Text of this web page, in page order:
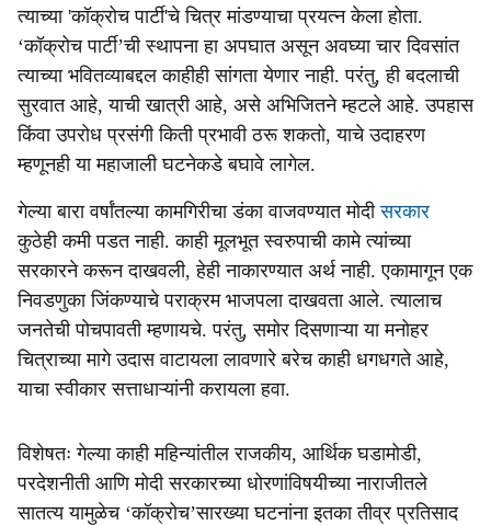
त्याच्या 'कॉक्रोच पार्टी'चे चित्र मांडण्याचा प्रयत्न केला होता.
‘कॉक्रोच पार्टी’ची स्थापना हा अपघात असून अवघ्या चार दिवसांत
त्याच्या भवितव्याबद्दल काहीही सांगता येणार नाही. परंतु, ही बदलाची
सुरवात आहे, याची खात्री आहे, असे अभिजितने म्हटले आहे. उपहास
किंवा उपरोध प्रसंगी किती प्रभावी ठरू शकतो, याचे उदाहरण
म्हणूनही या महाजाली घटनेकडे बघावे लागेल.
गेल्या बारा वर्षांतल्या कामगिरीचा डंका वाजवण्यात मोदीसरकार
कुठेही कमी पडत नाही. काही मूलभूत स्वरुपाची कामे त्यांच्या
सरकारने करून दाखवली, हेही नाकारण्यात अर्थ नाही. एकामागून एक
निवडणुका जिंकण्याचे पराक्रम भाजपला दाखवता आले. त्यालाच
जनतेची पोचपावती म्हणायचे. परंतु, समोर दिसणाऱ्या या मनोहर
चित्राच्या मागे उदास वाटायला लावणारे बरेच काही धगधगते आहे,
याचा स्वीकार सत्ताधाऱ्यांनी करायला हवा.
विशेषतः गेल्या काही महिन्यांतील राजकीय, आर्थिक घडामोडी,
परदेशनीती आणि मोदी सरकारच्या धोरणांविषयीच्या नाराजीतले
सातत्य यामुळेच ‘कॉक्रोच’सारख्या घटनांना इतका तीव्र प्रतिसाद